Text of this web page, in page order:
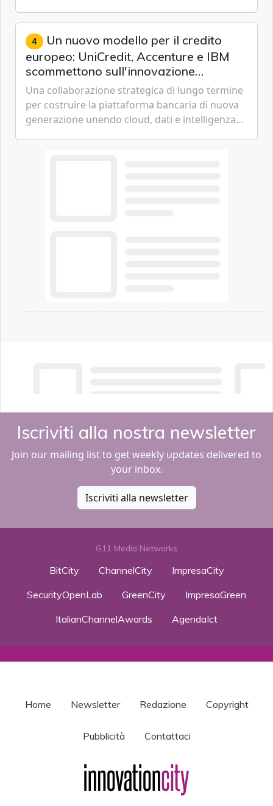
artificiale dell'azienda di Mark Zuckerberg.
4 Un nuovo modello per il credito
europeo: UniCredit, Accenture e IBM
scommettono sull'innovazione
tecnologica
Una collaborazione strategica di lungo termine
per costruire la piattaforma bancaria di nuova
generazione unendo cloud, dati e intelligenza
Iscriviti alla nostra newsletter
Join our mailing list to get weekly updates delivered to
your inbox.
Iscriviti alla newsletter
G11 Media Networks
BitCity ChannelCity
ImpresaCity
SecurityOpenLab
GreenCity
ImpresaGreen
ItalianChannelAwards
AgendaIct
Home Newsletter Redazione Copyright
Pubblicità Contattaci